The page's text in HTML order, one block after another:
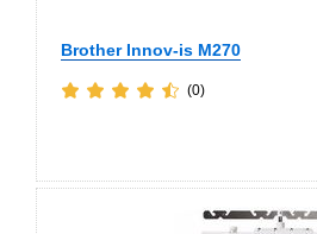
Brother Innov-is M270
(0)